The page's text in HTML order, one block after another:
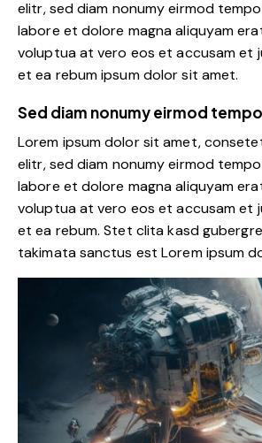
elitr, sed diam nonumy eirmod
labore et dolore magna aliquyam
voluptua at vero eos et accusam et
et ea rebum ipsum dolor sit amet.
Sed diam nonumy eirmod
Lorem ipsum dolor sit amet,
elitr, sed diam nonumy eirmod
labore et dolore magna aliquyam
voluptua at vero eos et accusam et
et ea rebum. Stet clita kasd
takimata sanctus est Lorem ipsum